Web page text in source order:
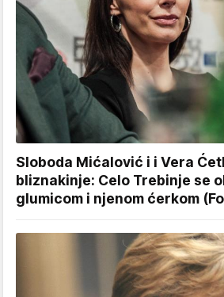
Sloboda Mićalović i i Vera
bliznakinje: Celo Trebinje se
glumicom i njenom ćerkom